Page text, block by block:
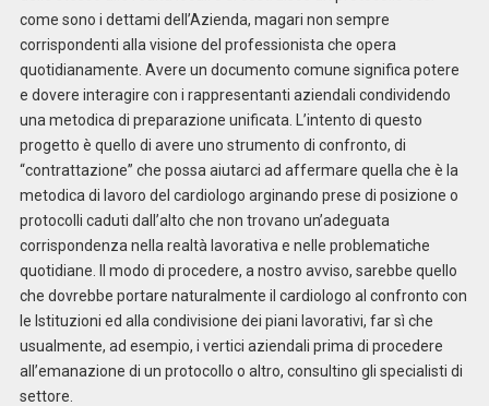
come sono i dettami dell’Azienda, magari non sempre
corrispondenti alla visione del professionista che opera
quotidianamente. Avere un documento comune significa potere
e dovere interagire con i rappresentanti aziendali condividendo
una metodica di preparazione unificata. L’intento di questo
progetto è quello di avere uno strumento di confronto, di
“contrattazione” che possa aiutarci ad affermare quella che è la
metodica di lavoro del cardiologo arginando prese di posizione o
protocolli caduti dall’alto che non trovano un’adeguata
corrispondenza nella realtà lavorativa e nelle problematiche
quotidiane. Il modo di procedere, a nostro avviso, sarebbe quello
che dovrebbe portare naturalmente il cardiologo al confronto con
le Istituzioni ed alla condivisione dei piani lavorativi, far sì che
usualmente, ad esempio, i vertici aziendali prima di procedere
all’emanazione di un protocollo o altro, consultino gli specialisti di
settore.